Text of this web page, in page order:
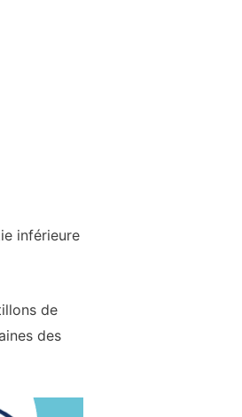
inférieure
de
des